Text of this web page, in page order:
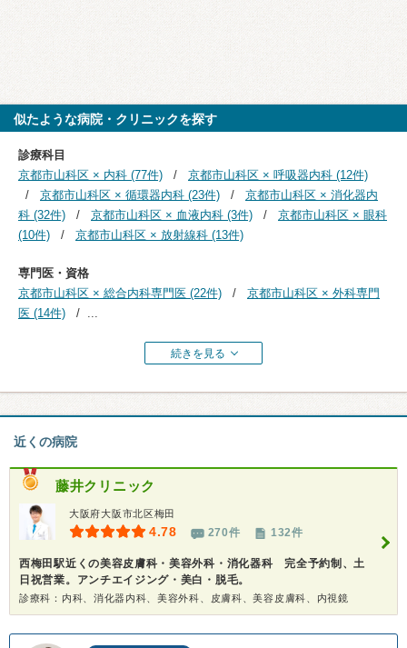
似たような病院・クリニックを探す
診療科目
京都市山科区 × 内科 (77件)
京都市山科区 × 呼吸器内科 (12件)
京都市山科区 × 循環器内科 (23件)
京都市山科区 × 消化器内
科 (32件)
京都市山科区 × 血液内科 (3件)
京都市山科区 × 眼科
(10件)
京都市山科区 × 放射線科 (13件)
専門医・資格
京都市山科区 × 総合内科専門医 (22件)
京都市山科区 × 外科専門
医 (14件)
続きを見る
近くの病院
藤井クリニック
大阪府大阪市北区梅田
4.78 270件 132件
西梅田駅近くの美容皮膚科・美容外科・消化器科 完全予約制、土
日祝営業。アンチエイジング・美白・脱毛。
診療科：内科、消化器内科、美容外科、皮膚科、美容皮膚科、内視鏡